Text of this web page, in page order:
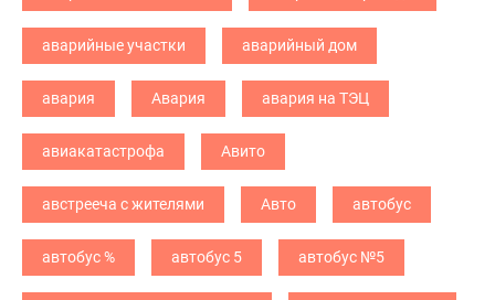
аварийные участки аварийный дом
авария Авария авария на ТЭЦ
авиакатастрофа Авито
австрееча с жителями Авто автобус
автобус % автобус 5 автобус №5